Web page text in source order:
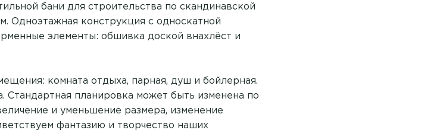
бани для строительства по скандинавской
Одноэтажная конструкция с односкатной
элементы: обшивка доской внахлёст и
комната отдыха, парная, душ и бойлерная.
Стандартная планировка может быть изменена по
и уменьшение размера, изменение
фантазию и творчество наших